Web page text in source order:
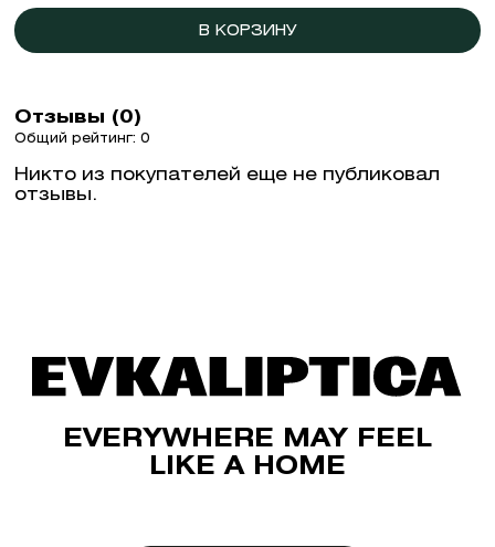
В КОРЗИНУ
Отзывы (0)
Общий рейтинг: 0
Никто из покупателей еще не публиковал
отзывы.
EVERYWHERE MAY FEEL
LIKE A HOME